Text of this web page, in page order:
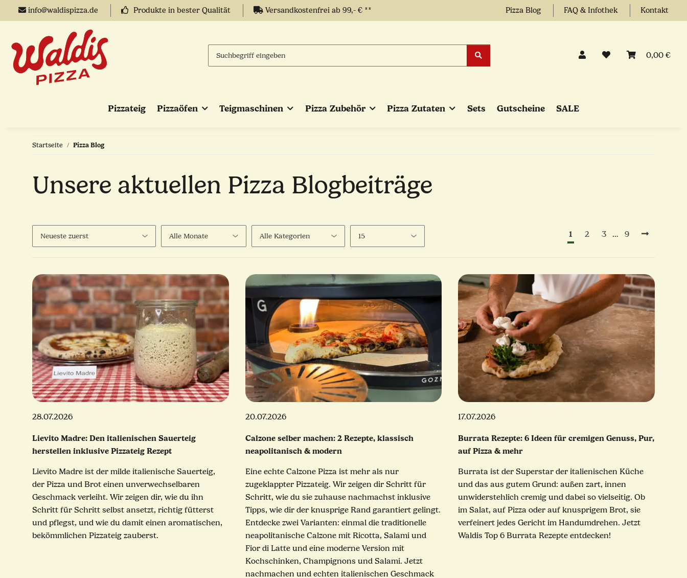
info@waldispizza.de Produkte in bester Qualität Versandkostenfrei ab 99,- € ** Pizza Blog FAQ & Infothek Kontakt
0,00 €
Pizzateig Pizzaöfen Teigmaschinen Pizza Zubehör Pizza Zutaten Sets Gutscheine SALE
Startseite Pizza Blog
Unsere aktuellen Pizza Blogbeiträge
1 2 3 … 9
28.07.2026
Lievito Madre: Den italienischen Sauerteig
herstellen inklusive Pizzateig Rezept
Lievito Madre ist der milde italienische Sauerteig,
der Pizza und Brot einen unverwechselbaren
Geschmack verleiht. Wir zeigen dir, wie du ihn
Schritt für Schritt selbst ansetzt, richtig fütterst
und pflegst, und wie du damit einen aromatischen,
bekömmlichen Pizzateig zauberst.
20.07.2026
Calzone selber machen: 2 Rezepte, klassisch
neapolitanisch & modern
Eine echte Calzone Pizza ist mehr als nur
zugeklappter Pizzateig. Wir zeigen dir Schritt für
Schritt, wie du sie zuhause nachmachst inklusive
Tipps, wie dir der knusprige Rand garantiert gelingt.
Entdecke zwei Varianten: einmal die traditionelle
neapolitanische Calzone mit Ricotta, Salami und
Fior di Latte und eine moderne Version mit
Kochschinken, Champignons und Salami. Jetzt
nachmachen und echten italienischen Geschmack
17.07.2026
Burrata Rezepte: 6 Ideen für cremigen Genuss, Pur,
auf Pizza & mehr
Burrata ist der Superstar der italienischen Küche
und das aus gutem Grund: außen zart, innen
unwiderstehlich cremig und dabei so vielseitig. Ob
im Salat, auf Pizza oder auf knusprigem Brot, sie
verfeinert jedes Gericht im Handumdrehen. Jetzt
Waldis Top 6 Burrata Rezepte entdecken!